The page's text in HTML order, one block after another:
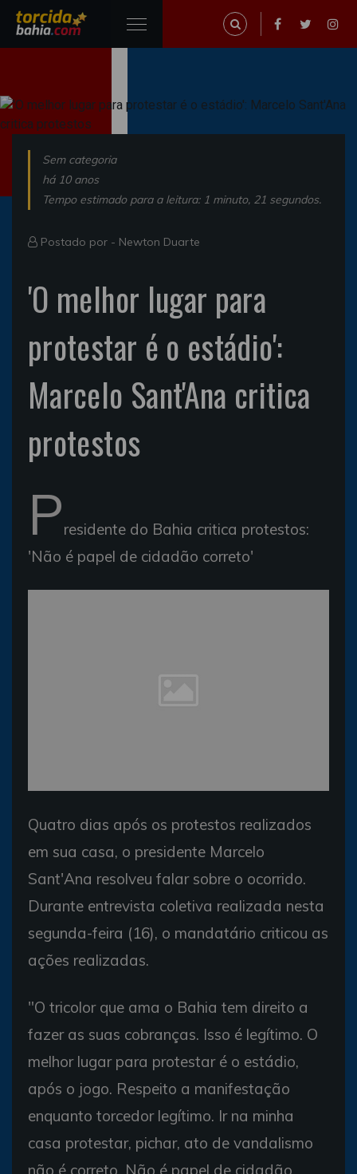
Sem categoria
há 10 anos
Tempo estimado para a leitura: 1 minuto, 21 segundos.
Postado por - Newton Duarte
'O melhor lugar para
protestar é o estádio':
Marcelo Sant'Ana critica
protestos
Presidente do Bahia critica protestos:
'Não é papel de cidadão correto'
Quatro dias após os protestos realizados
em sua casa, o presidente Marcelo
Sant'Ana resolveu falar sobre o ocorrido.
Durante entrevista coletiva realizada nesta
segunda-feira (16), o mandatário criticou as
ações realizadas.
"O tricolor que ama o Bahia tem direito a
fazer as suas cobranças. Isso é legítimo. O
melhor lugar para protestar é o estádio,
após o jogo. Respeito a manifestação
enquanto torcedor legítimo. Ir na minha
casa protestar, pichar, ato de vandalismo
não é correto. Não é papel de cidadão